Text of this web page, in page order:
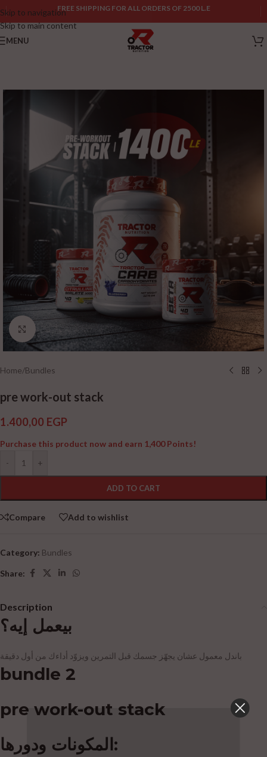
Skip to navigation
Skip to main content
FREE SHIPPING FOR ALL ORDERS OF 2500 L.E
MENU
Click to enlarge
Home/Bundles
pre work-out stack
1.400,00 EGP
Purchase this product now and earn 1,400Points!
-
+
ADD TO CART
Compare Add to wishlist
Category: Bundles
Share:
Description
بيعمل إيه؟
باندل معمول عشان يجهّز جسمك قبل التمرين ويزوّد أداءك من أول دقيقة
bundle 2
pre work-out stack
المكونات ودورها: